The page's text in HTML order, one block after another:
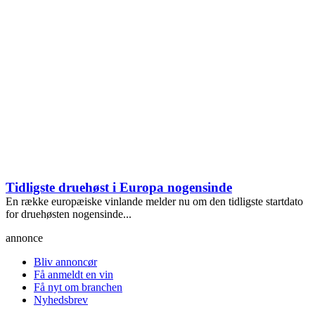
Tidligste druehøst i Europa nogensinde
En række europæiske vinlande melder nu om den tidligste startdato
for druehøsten nogensinde...
annonce
Bliv annoncør
Få anmeldt en vin
Få nyt om branchen
Nyhedsbrev